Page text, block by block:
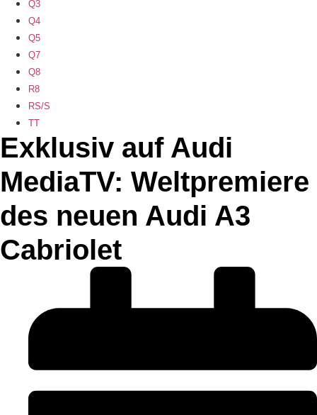
Q3
Q4
Q5
Q7
Q8
R8
RS/S
TT
Exklusiv auf Audi
MediaTV: Weltpremiere
des neuen Audi A3
Cabriolet